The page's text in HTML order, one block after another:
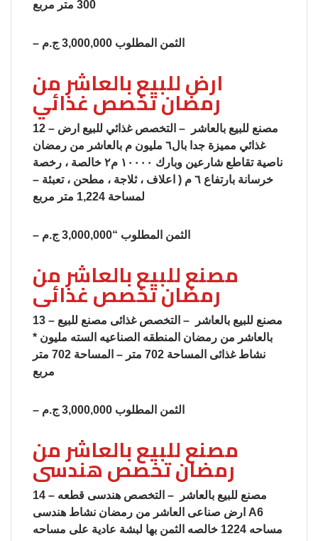
– الثمن المطلوب 3,000,000 ج.م
ارض للبيع بالعاشر من
رمضان تخصص غذائي
12 – مصنع للبيع بالعاشر – التخصص غذائي للبيع ارض
غذائي مميزة جدا بال٦ مليون م بالعاشر من رمضان
ناصية تقاطع شارعين وبارك ١٠٠٠٠ م٢ خالصة ، رخصة
خرسانة بارتفاع ٦ م ( اعلاف ، ثلاجة ، مطحن ، تعبئة –
لمساحة 1,224 متر مربع
– الثمن المطلوب “3,000,000 ج.م
مصنع للبيع بالعاشر من
رمضان تخصص غذائى
13 – مصنع للبيع بالعاشر – التخصص غذائى مصنع للبيع
بالعاشر من رمضان المنطقه الصناعيه السته مليون *
نشاط غذائى المساحة 702 متر – المساحة 702 متر
– الثمن المطلوب 3,000,000 ج.م
مصنع للبيع بالعاشر من
رمضان تخصص هندسى
14 – مصنع للبيع بالعاشر – التخصص هندسى قطعه
ارض صناعى العاشر من رمضان نشاط هندسى A6
مساحه 1224 خالصه الثمن بها لبشة عادية على مساحه